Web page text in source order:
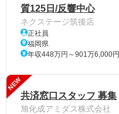
質125日/反響中心
ネクステージ筑後店
正社員
福岡県
年収448万円～901万6,000円
NEW
共済窓口スタッフ 募集
旭化成アミダス株式会社